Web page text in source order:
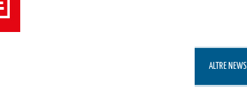
ALTRE NEWS